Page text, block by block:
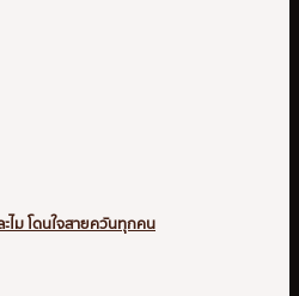
ไม โดนใจสายควันทุกคน